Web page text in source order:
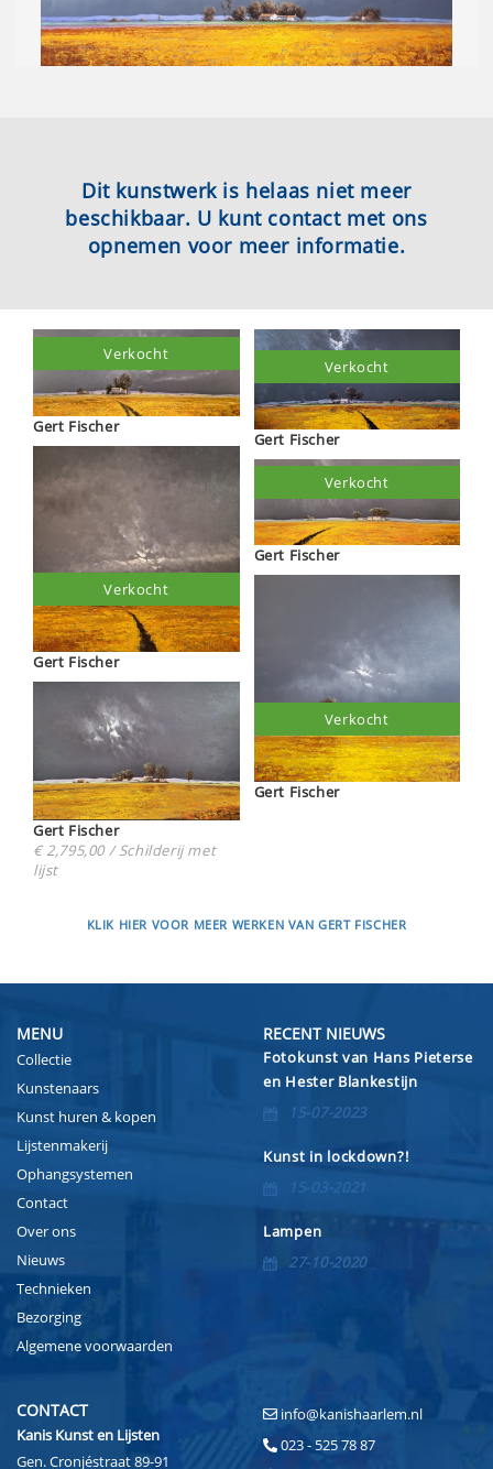
Dit kunstwerk is helaas niet meer
beschikbaar. U kunt contact met ons
opnemen voor meer informatie.
Gert Fischer
Verkocht
Gert Fischer
Verkocht
Gert Fischer
€ 2,795,00 / Schilderij met
lijst
Gert Fischer
Verkocht
Gert Fischer
Verkocht
Gert Fischer
Verkocht
KLIK HIER VOOR MEER WERKEN VAN GERT FISCHER
MENU
Collectie
Kunstenaars
Kunst huren & kopen
Lijstenmakerij
Ophangsystemen
Contact
Over ons
Nieuws
Technieken
Bezorging
Algemene voorwaarden
RECENT NIEUWS
Fotokunst van Hans Pieterse
en Hester Blankestijn
15-07-2023
Kunst in lockdown?!
15-03-2021
Lampen
27-10-2020
CONTACT
Kanis Kunst en Lijsten
Gen. Cronjéstraat 89-91
info@kanishaarlem.nl
023 - 525 78 87